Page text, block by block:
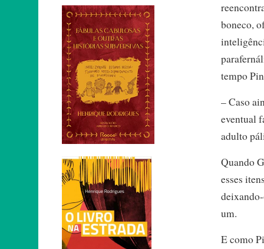
boneco,
tempo
– Caso
eventual
adulto
Quando
esses
um.
E como